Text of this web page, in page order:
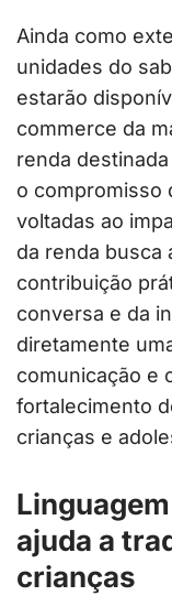
Ainda como
unidades do
estarão
commerce da
renda
o compromisso
voltadas ao
da renda busca
contribuição
conversa e da
diretamente
comunicação e
fortalecimento
crianças e
ajuda a
crianças